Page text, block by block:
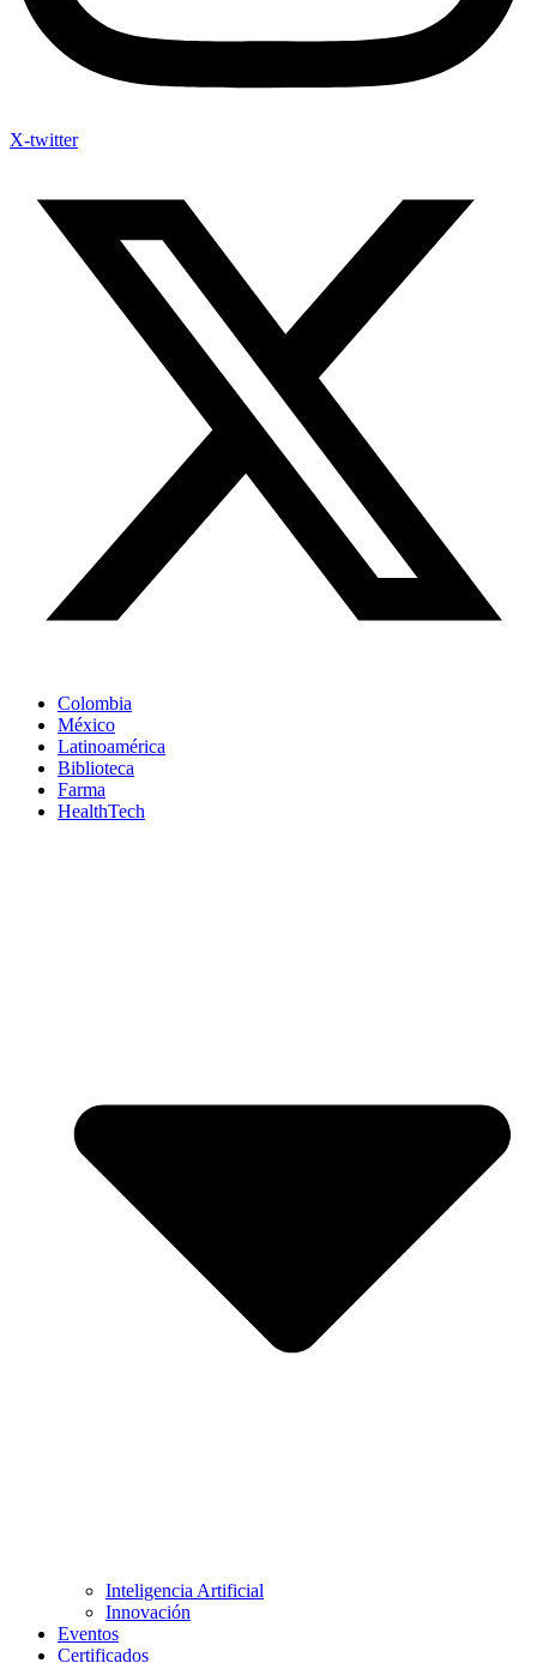
X-twitter
Colombia
México
Latinoamérica
Biblioteca
Farma
HealthTech
Inteligencia Artificial
Innovación
Eventos
Certificados